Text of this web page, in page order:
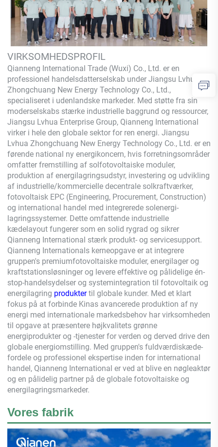
VIRKSOMHEDSPROFIL
Qianneng International Trade (Wuxi) Co., Ltd. er en
professionel handelsdatterselskab under Jiangsu Lvhua
Zhongchuang New Energy Technology Co., Ltd.,
specialiseret i udenlandske markeder. Med støtte fra sin
moderselskabs stærke industrielle baggrund og ressourcer,
Jiangsu Lvhua Enterprise Group, Qianneng International
virker i hele den globale sektor for ren energi. Jiangsu
Lvhua Zhongchuang New Energy Technology Co., Ltd. er en
førende national ny energikoncern, hvis forretningsområder
omfatter fremstilling af solfotovoltaiske moduler,
produktion af energilagringsudstyr, investering og udvikling
af industrielle/kommercielle decentrale solkraftværker,
fotovoltaisk EPC (Engineering, Procurement, Construction)
og international handel med integrerede solenergi-
lagringssystemer. Dette omfattende industrielle
kædelayout fungerer som en solid rygrad og sikrer
Qianneng International stærk produkt- og servicesupport.
Qianneng Internationals kerneopgave er at integrere
gruppen's premiumfotovoltaiske moduler, energilager og
kraftstationsløsninger og levere effektive og pålidelige én-
stop-handelsydelser og systemintegration til fotovoltaik og
energilagring produktertil globale kunder. Med et klart
fokus på at forbinde Kinas avancerede produktion af ny
energi med internationale markedsbehov har virksomheden
til opgave at præsentere højkvalitets grønne
energiprodukter og -tjenester for verden og derved drive den
globale energiomstilling. Med gruppen's fuldværdiskæde-
fordele og professionel ekspertise inden for international
handel, Qianneng International er ved at blive en nøgleaktør
og en pålidelig partner på de globale fotovoltaiske og
energilagringsmarkeder.
Vores fabrik